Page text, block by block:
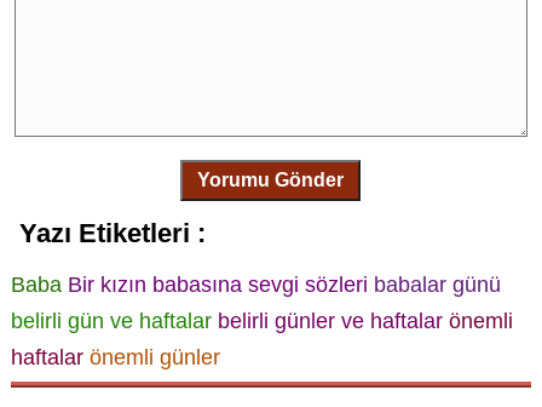
Yorumu Gönder
Yazı Etiketleri :
Baba Bir kızın babasına sevgi sözleri babalar günü
belirli gün ve haftalar belirli günler ve haftalar önemli
haftalar önemli günler